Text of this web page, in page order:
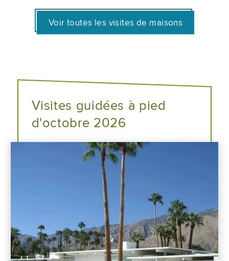
Voir toutes les visites de maisons
Visites guidées à pied
d'octobre 2026